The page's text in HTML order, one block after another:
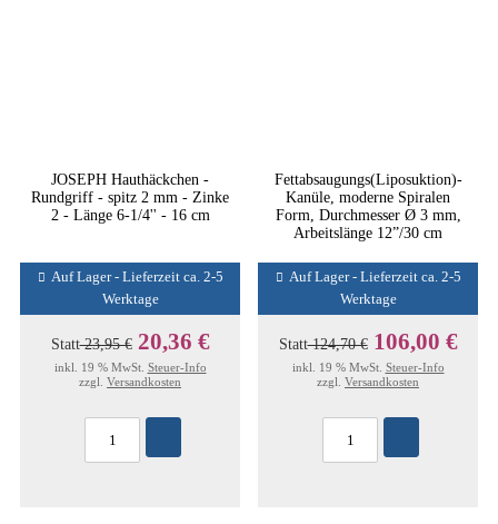
JOSEPH Hauthäckchen -
Rundgriff - spitz 2 mm - Zinke
2 - Länge 6-1/4'' - 16 cm
Auf Lager - Lieferzeit ca. 2-5
Werktage
Statt23,95 € 20,36 €
inkl. 19 % MwSt. Steuer-Info
zzgl. Versandkosten
Fettabsaugungs(Liposuktion)-
Kanüle, moderne Spiralen
Form, Durchmesser Ø 3 mm,
Arbeitslänge 12”/30 cm
Auf Lager - Lieferzeit ca. 2-5
Werktage
Statt124,70 € 106,00 €
inkl. 19 % MwSt. Steuer-Info
zzgl. Versandkosten